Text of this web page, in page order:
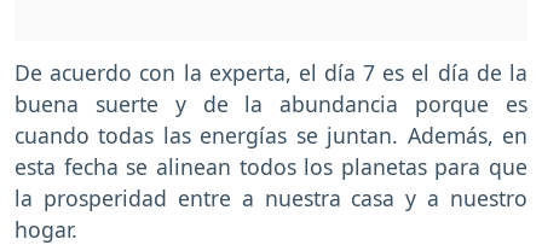
De acuerdo con la experta, el día 7 es el día de la
buena suerte y de la abundancia porque es
cuando todas las energías se juntan. Además, en
esta fecha se alinean todos los planetas para que
la prosperidad entre a nuestra casa y a nuestro
hogar.